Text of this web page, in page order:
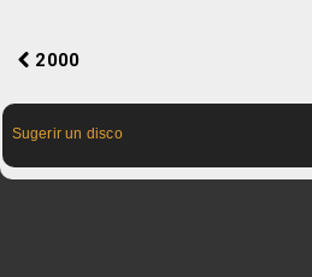
2000
Sugerir un disco